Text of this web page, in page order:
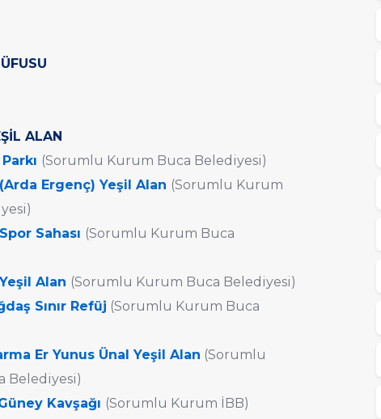
ALAN
(Sorumlu Kurum Buca Belediyesi)
(Arda Ergenç) Yeşil Alan (Sorumlu Kurum
Sahası (Sorumlu Kurum Buca
Alan (Sorumlu Kurum Buca Belediyesi)
Sınır Refüj (Sorumlu Kurum Buca
Er Yunus Ünal Yeşil Alan (Sorumlu
Belediyesi)
Kavşağı (Sorumlu Kurum İBB)